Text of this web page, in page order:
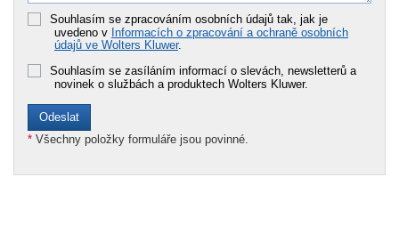
Souhlasím se zpracováním osobních údajů tak, jak je
uvedeno v Informacích o zpracování a ochraně osobních
údajů ve Wolters Kluwer.
Souhlasím se zasíláním informací o slevách, newsletterů a
novinek o službách a produktech Wolters Kluwer.
* Všechny položky formuláře jsou povinné.